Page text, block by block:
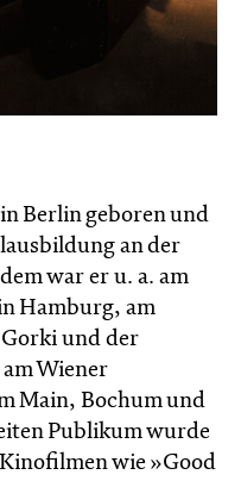
Berlin geboren und
an der
war er u. a. am
Hamburg, am
und der
Wiener
Main, Bochum und
Publikum wurde
wie »Good